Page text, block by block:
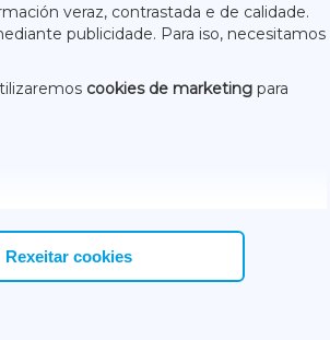
veraz, contrastada e de calidade.
publicidade. Para iso, necesitamos
cookies de marketing para
Rexeitar cookies
TERRACHAXA
ACORUÑAXA